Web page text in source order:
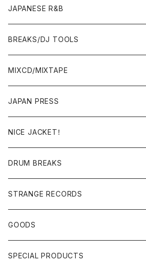
OTHERS
JAPANESE R&B
BREAKS/DJ TOOLS
BREAKS/MEGAMIX/CUT UP
RE-EDIT/DJ TOOLS
MIXCD/MIXTAPE
MIXCD
日本語ラップ
JAPANESE DJ
MIXTAPE
JAPAN PRESS
LP(+ OBI)
7"/12"
NICE JACKET！
DONUTS 45
GIRLS
HIPHOP CLASSIC GALLERY
日本語ラップ CLASSIC GALLERY
DRUM BREAKS
US/UK/OTHERS
JAPANESE
STRANGE RECORDS
DRUM DRUM DRUM/KARAOKE
パチソン/AUDIO CHECK/LIBRARY
GOODS
BOOK
SPECIAL PRODUCTS